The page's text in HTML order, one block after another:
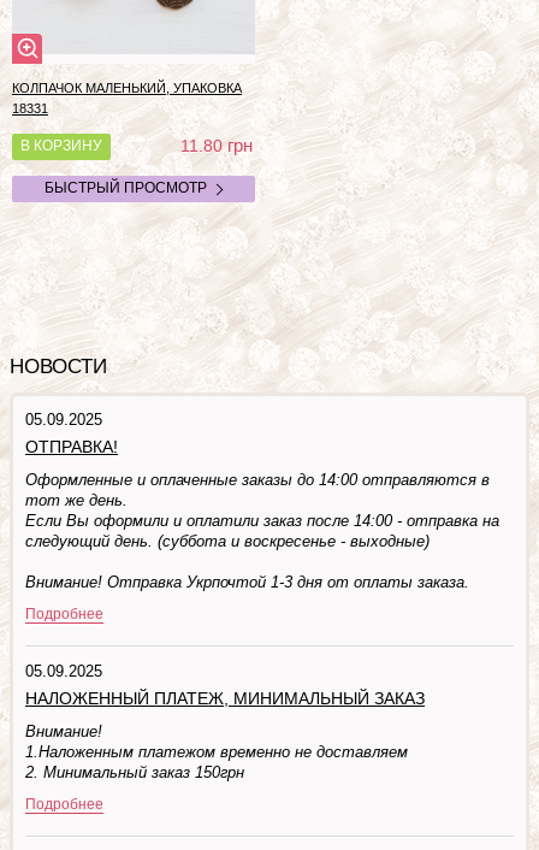
КОЛПАЧОК МАЛЕНЬКИЙ, УПАКОВКА
18331
В КОРЗИНУ 11.80грн
БЫСТРЫЙ ПРОСМОТР
НОВОСТИ
05.09.2025
ОТПРАВКА!
Оформленные и оплаченные заказы до 14:00 отправляются в
тот же день.
Если Вы оформили и оплатили заказ после 14:00 - отправка на
следующий день. (суббота и воскресенье - выходные)
Внимание! Отправка Укрпочтой 1-3 дня от оплаты заказа.
Подробнее
05.09.2025
НАЛОЖЕННЫЙ ПЛАТЕЖ, МИНИМАЛЬНЫЙ ЗАКАЗ
Внимание!
1.Наложенным платежом временно не доставляем
2. Минимальный заказ 150грн
Подробнее